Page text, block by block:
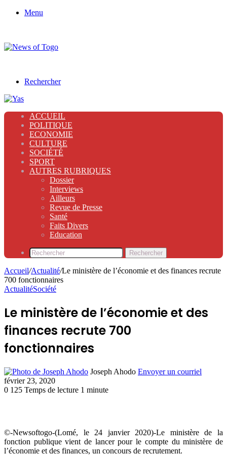
Menu
Rechercher
ACCUEIL
POLITIQUE
ECONOMIE
CULTURE
SOCIÉTÉ
SPORT
AUTRES RUBRIQUES
Dossier
Interviews
Ailleurs
Revue de Presse
Santé
Faits Divers
Education
Rechercher
Accueil/Actualité/Le ministère de l’économie et des finances recrute
700 fonctionnaires
ActualitéSociété
Le ministère de l’économie et des
finances recrute 700
fonctionnaires
Joseph Ahodo Envoyer un courriel
février 23, 2020
0 125 Temps de lecture 1 minute
©-Newsoftogo-(Lomé, le 24 janvier 2020)-Le ministère de la
fonction publique vient de lancer pour le compte du ministère de
l’économie et des finances, un concours de recrutement.